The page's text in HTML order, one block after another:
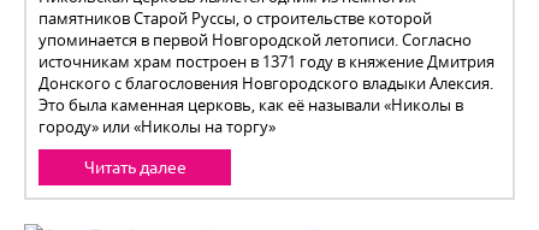
памятников Старой Руссы, о строительстве которой
упоминается в первой Новгородской летописи. Согласно
источникам храм построен в 1371 году в княжение Дмитрия
Донского с благословения Новгородского владыки Алексия.
Это была каменная церковь, как её называли «Николы в
городу» или «Николы на торгу»
Читать далее